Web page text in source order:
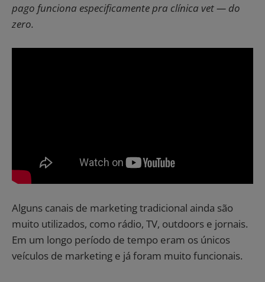
pago funciona especificamente pra clínica vet — do
zero.
Alguns canais de marketing tradicional ainda são
muito utilizados, como rádio, TV, outdoors e jornais.
Em um longo período de tempo eram os únicos
veículos de marketing e já foram muito funcionais.